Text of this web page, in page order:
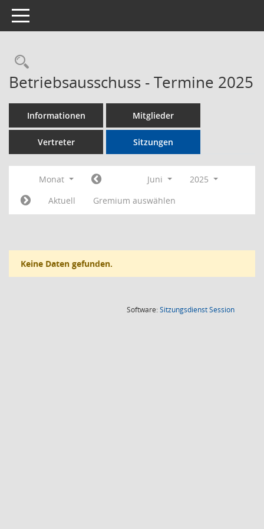
Toggle navigation
Rechercheauswahl
Betriebsausschuss - Termine 2025
Informationen Mitglieder
Vertreter Sitzungen
Monat Juni
2025
Aktuell
Gremium auswählen
Keine Daten gefunden.
Software:SitzungsdienstSession(Wird in